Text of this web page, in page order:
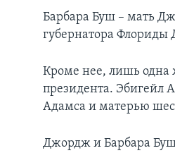
Барбара Буш – мать
губернатора Флориды
Кроме нее, лишь
президента. Эбигейл
Адамса и матерью
Джордж и Барбара Буш